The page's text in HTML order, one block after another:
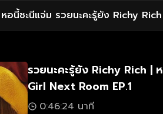
หอนี้ชะนีแจ่ม รวยนะคะรู้ยัง Richy Rich
รวยนะคะรู้ยัง Richy Rich |
Girl Next Room EP.1
0:46:24 นาที